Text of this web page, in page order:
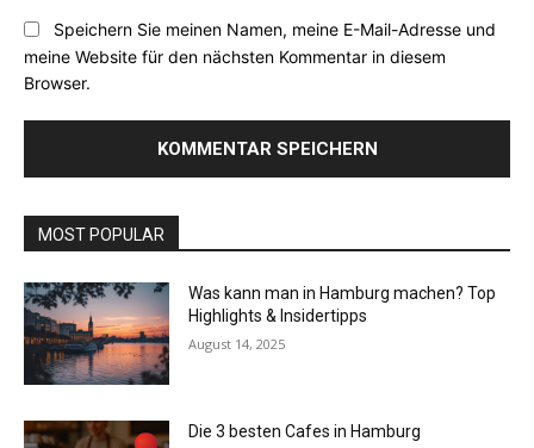
Speichern Sie meinen Namen, meine E-Mail-Adresse und
meine Website für den nächsten Kommentar in diesem
Browser.
MOST POPULAR
Was kann man in Hamburg machen? Top
Highlights & Insidertipps
August 14, 2025
Die 3 besten Cafes in Hamburg